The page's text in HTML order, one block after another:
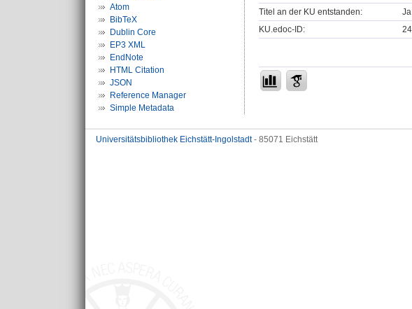
Atom
BibTeX
Dublin Core
EP3 XML
EndNote
HTML Citation
JSON
Reference Manager
Simple Metadata
Titel an der KU entstanden:
Ja
KU.edoc-ID:
Universitätsbibliothek Eichstätt-Ingolstadt- 85071 Eichstätt